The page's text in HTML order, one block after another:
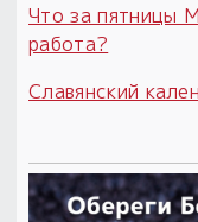
Что за пятницы
работа?
Славянский